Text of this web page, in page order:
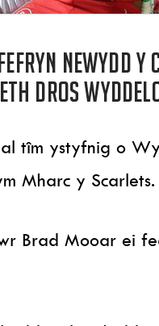
newydd y
dros
tîm ystyfnig o
Mharc y Scarlets.
Brad Mooar ei